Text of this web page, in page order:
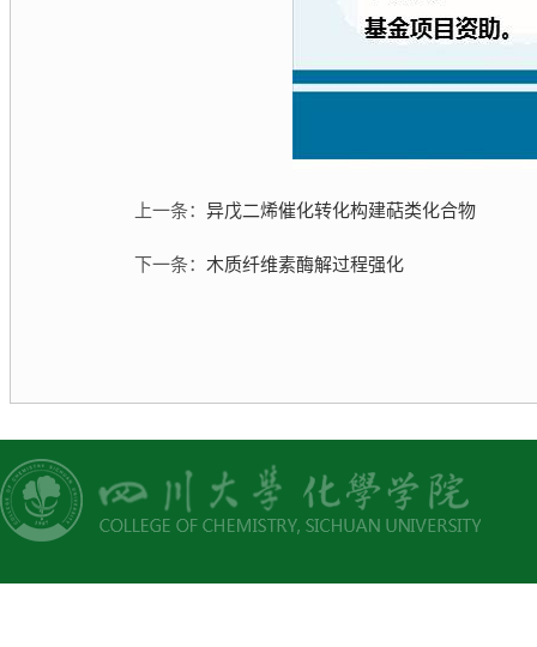
上一条： 异戊二烯催化转化构建萜类化合物
下一条： 木质纤维素酶解过程强化